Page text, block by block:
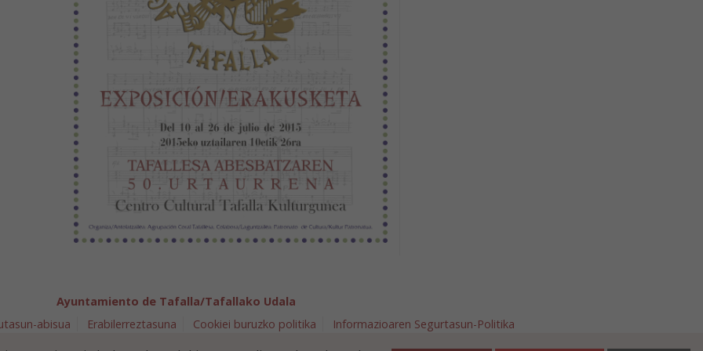
Ayuntamiento de Tafalla/Tafallako Udala
abisua Erabilerreztasuna Cookiei buruzko politika
Informazioaren Segurtasun-Politika
5 - 31300 Tafalla (NAVARRA)
948 70 18 11 ayuntamiento@tafalla.es